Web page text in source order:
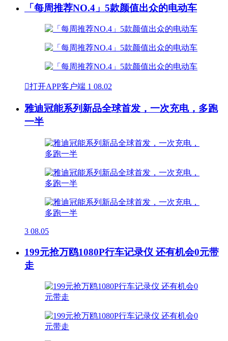
「每周推荐NO.4」5款颜值出众的电动车
打开APP客户端 1 08.02
雅迪冠能系列新品全球首发，一次充电，多跑
一半
3 08.05
199元抢万鸥1080P行车记录仪 还有机会0元带
走